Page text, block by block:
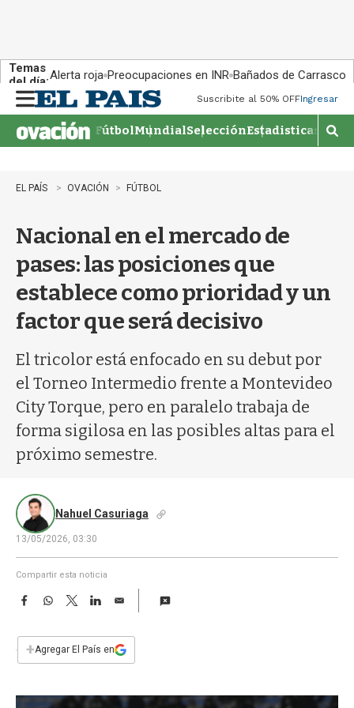
Temas
del día:Alerta roja Preocupaciones en INR Bañados de Carrasco
n
u
Suscribite al 50% OFFIngresar
FútbolMundialSelecciónEstadisticas
M
o
EL PAÍS OVACIÓN FÚTBOL
Nacional en el mercado de
pases: las posiciones que
establece como prioridad y un
factor que será decisivo
El tricolor está enfocado en su debut por
el Torneo Intermedio frente a Montevideo
City Torque, pero en paralelo trabaja de
forma sigilosa en las posibles altas para el
próximo semestre.
Nahuel Casuriaga
13/05/2026, 03:30
Compartir esta noticia
F
e
b
W
s
T
w
t
L
E
i
l
+Agregar El País en